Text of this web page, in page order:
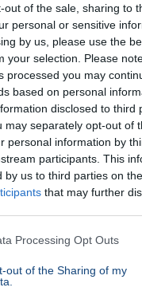
out of the sale, sharing to
personal or sensitive
by us, please use the
your selection. Please
processed you may
based on personal
disclosed to third
may separately opt-out of
personal information by
participants. This
by us to third parties on the
that may further
Processing Opt Outs
out of the Sharing of my
Dubaj Munka
Külügyminisztériumban
után most Mallorcán
is járt.
luxusépületet vett
Brüsszelben